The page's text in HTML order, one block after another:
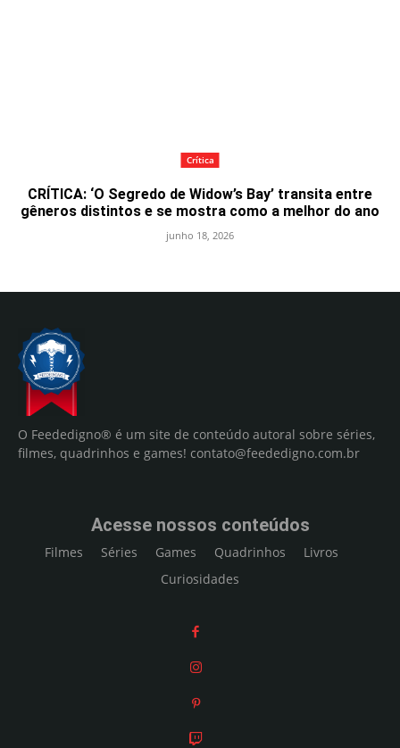
Crítica
CRÍTICA: ‘O Segredo de Widow’s Bay’ transita entre
gêneros distintos e se mostra como a melhor do ano
junho 18, 2026
O Feededigno® é um site de conteúdo autoral sobre séries,
filmes, quadrinhos e games! contato@feededigno.com.br
Acesse nossos conteúdos
Filmes Séries Games Quadrinhos
Livros
Curiosidades